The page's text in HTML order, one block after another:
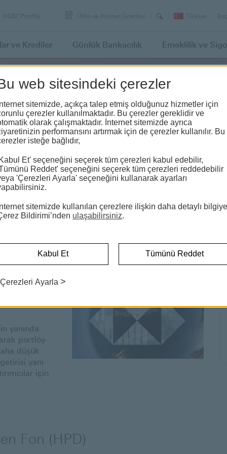
Arama
ve Krediler Günlük Bankacılık Emeklilik ve
yanı sıra
seçilen hisse
Fon
yanında
portföy
düşük
yanı
için
Fon (HPD)
web sitesindeki çerezler
İnternet sitemizde, açıkça talep etmiş olduğunuz hizmetler için
çerezler kullanılmaktadır. Bu çerezler gereklidir ve
olarak çalışmaktadır. İnternet sitemizde ayrıca
performansını artırmak için de çerezler kullanılır. Bu
isteğe bağlıdır,
Et' seçeneğini seçerek tüm çerezleri kabul edebilir,
Reddet' seçeneğini seçerek tüm çerezleri reddedebilir
'Çerezleri Ayarla' seçeneğini kullanarak ayarları
İnternet sitemizde kullanılan çerezlere ilişkin daha detaylı bilgiye
Bildirimi’nden ulaşabilirsiniz.
Kabul Et Tümünü Reddet
Çerezleri Ayarla >